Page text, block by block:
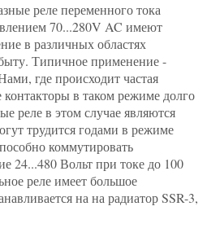
реле переменного тока
70...280V AC имеют
в различных областях
Типичное применение -
где происходит частая
в таком режиме долго
реле в этом случае являются
трудится годами в режиме
коммутировать
24...480 Вольт при токе до 100
реле имеет большое
на на радиатор SSR-3,